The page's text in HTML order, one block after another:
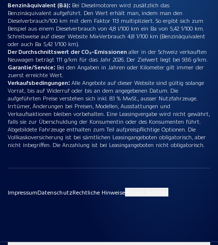
Benzinäquivalent (Bä): Bei Dieselmotoren wird zusätzlich das
Benzinäquivalent aufgeführt. Den Wert erhält man, indem man den
Dieselverbrauch/100 km mit dem Faktor 113 multipliziert. So ergibt sich zum
Beispiel aus einem Dieselverbrauch von 4,8 l/100 km ein Ba von 5,42 1/100 km.
Schreibweise auf dieser Website Mix-Verbrauch 4,8 1/100 km (Benzinäquivalent
oder auch Ba 5,42 1/100 km).
Der Durchschnittswert der CO₂-Emissionenaller in der Schweiz verkauften
Neuwagen beträgt 111 g/km für das Jahr 2026. Der Zielwert liegt bei 93.6 g/km.
Garantie/Service: Bei den Angaben in Jahren oder Kilometer gilt immer der
zuerst erreichte Wert.
Verkaufsbedingungen: Alle Angebote auf dieser Website sind gültig solange
Vorrat, bis auf Widerruf oder bis an dem angegebenen Datum. Die
aufgeführten Preise verstehen sich inkl. 8.1 % MwSt., ausser Nutzfahrzeuge.
Irrtümer, Änderungen bei Preisen, Modellen, Ausstattungen und
Verkaufsaktionen bleiben vorbehalten. Eine Leasingvergabe wird nicht gewährt,
falls sie zur Überschuldung der Konsumentin oder des Konsumenten führt.
Abgebildete Fahrzeuge enthalten zum Teil aufpreispflichtige Optionen. Die
Vollkaskoversicherung ist bei sämtlichen Leasingangeboten obligatorisch, aber
nicht inbegriffen. Die Anzahlung ist bei Leasingangeboten nicht obligatorisch.
ImpressumDatenschutzRechtliche Hinweise